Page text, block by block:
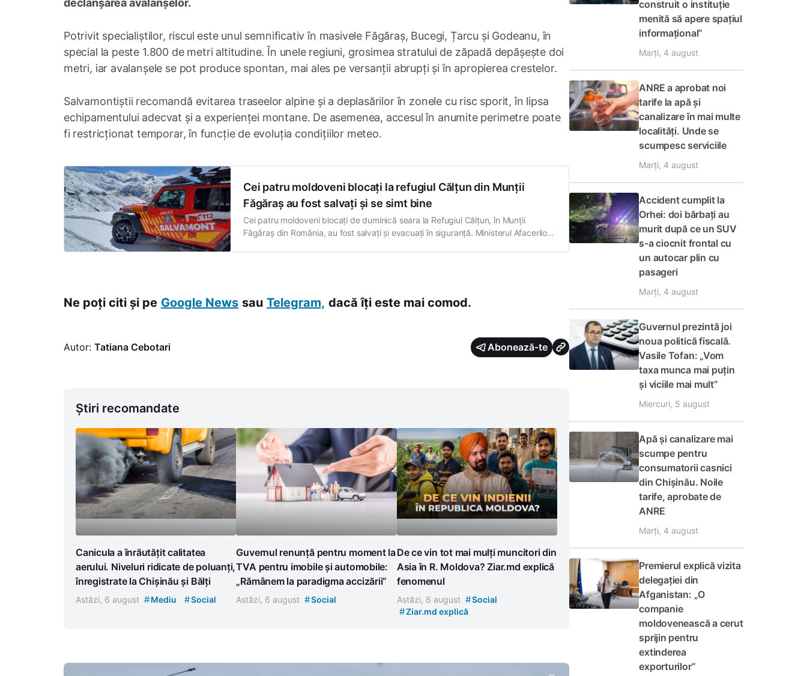
declanșarea avalanșelor.
Potrivit specialiștilor, riscul este unul semnificativ în masivele Făgăraș, Bucegi, Țarcu și Godeanu, în
special la peste 1.800 de metri altitudine. În unele regiuni, grosimea stratului de zăpadă depășește doi
metri, iar avalanșele se pot produce spontan, mai ales pe versanții abrupți și în apropierea crestelor.
Salvamontiștii recomandă evitarea traseelor alpine și a deplasărilor în zonele cu risc sporit, în lipsa
echipamentului adecvat și a experienței montane. De asemenea, accesul în anumite perimetre poate
fi restricționat temporar, în funcție de evoluția condițiilor meteo.
Cei patru moldoveni blocaţi la refugiul Călţun din Munţii
Făgăraş au fost salvați și se simt bine
Cei patru moldoveni blocați de duminică seara la Refugiul Călțun, în Munții
Făgăraș din România, au fost salvați și evacuați în siguranță. Ministerul Afacerilor
Ne poți citi și pe Google News sau Telegram, dacă îți este mai comod.
Autor: Tatiana Cebotari Abonează-te
Știri recomandate
Canicula a înrăutățit calitatea
aerului. Niveluri ridicate de poluanți,
înregistrate la Chișinău și Bălți
Astăzi, 6 august #Mediu #Social
Guvernul renunță pentru moment la
TVA pentru imobile și automobile:
„Rămânem la paradigma accizării”
Astăzi, 6 august #Social
De ce vin tot mai mulți muncitori din
Asia în R. Moldova? Ziar.md explică
fenomenul
Astăzi, 6 august #Social
#Ziar.md explică
construit o instituție
menită să apere spațiul
informațional”
Marți, 4 august
ANRE a aprobat noi
tarife la apă și
canalizare în mai multe
localități. Unde se
scumpesc serviciile
Marți, 4 august
Accident cumplit la
Orhei: doi bărbați au
murit după ce un SUV
s-a ciocnit frontal cu
un autocar plin cu
pasageri
Marți, 4 august
Guvernul prezintă joi
noua politică fiscală.
Vasile Tofan: „Vom
taxa munca mai puțin
și viciile mai mult”
Miercuri, 5 august
Apă și canalizare mai
scumpe pentru
consumatorii casnici
din Chișinău. Noile
tarife, aprobate de
ANRE
Marți, 4 august
Premierul explică vizita
delegației din
Afganistan: „O
companie
moldovenească a cerut
sprijin pentru
extinderea
exporturilor”